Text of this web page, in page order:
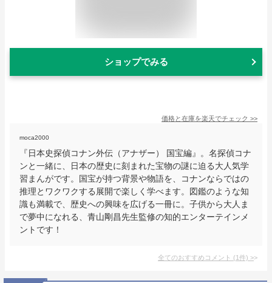
ショップでみる
価格と在庫を楽天でチェック >>
moca2000
『日本史探偵コナン外伝（アナザー） 国宝編』。名探偵コナ
ンと一緒に、日本の歴史に刻まれた宝物の謎に迫る大人気学
習まんがです。国宝が持つ背景や物語を、コナンならではの
推理とワクワクする展開で楽しく学べます。図鑑のような知
識も満載で、歴史への興味を広げる一冊に。子供から大人ま
で夢中になれる、青山剛昌先生監修の知的エンターテインメ
ントです！
全てのおすすめコメント (1件) >